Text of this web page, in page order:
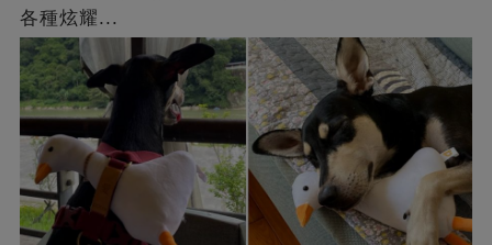
各種炫耀...